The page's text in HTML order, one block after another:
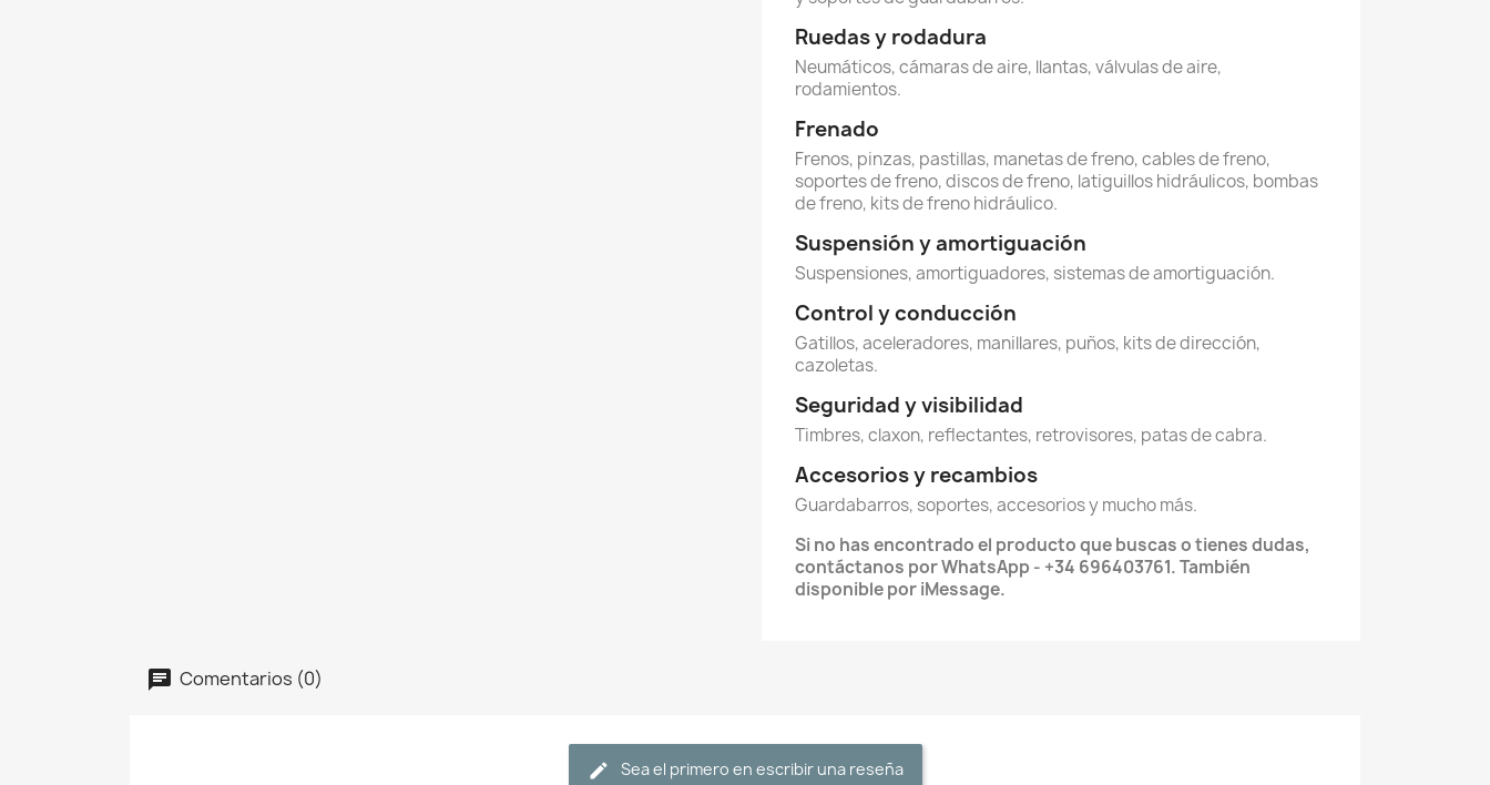
Ruedas y rodadura
Neumáticos, cámaras de aire, llantas, válvulas de aire,
rodamientos.
Frenado
Frenos, pinzas, pastillas, manetas de freno, cables de freno,
soportes de freno, discos de freno, latiguillos hidráulicos, bombas
de freno, kits de freno hidráulico.
Suspensión y amortiguación
Suspensiones, amortiguadores, sistemas de amortiguación.
Control y conducción
Gatillos, aceleradores, manillares, puños, kits de dirección,
cazoletas.
Seguridad y visibilidad
Timbres, claxon, reflectantes, retrovisores, patas de cabra.
Accesorios y recambios
Guardabarros, soportes, accesorios y mucho más.
Si no has encontrado el producto que buscas o tienes dudas,
contáctanos por WhatsApp - +34 696403761. También
disponible por iMessage.
Comentarios (0)
Sea el primero en escribir una reseña